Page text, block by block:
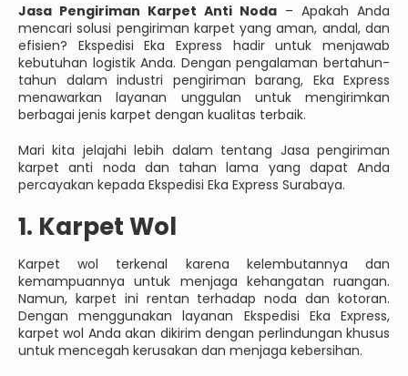
Jasa Pengiriman Karpet Anti Noda – Apakah Anda
mencari solusi pengiriman karpet yang aman, andal, dan
efisien? Ekspedisi Eka Express hadir untuk menjawab
kebutuhan logistik Anda. Dengan pengalaman bertahun-
tahun dalam industri pengiriman barang, Eka Express
menawarkan layanan unggulan untuk mengirimkan
berbagai jenis karpet dengan kualitas terbaik.
Mari kita jelajahi lebih dalam tentang Jasa pengiriman
karpet anti noda dan tahan lama yang dapat Anda
percayakan kepada Ekspedisi Eka Express Surabaya.
1. Karpet Wol
Karpet wol terkenal karena kelembutannya dan
kemampuannya untuk menjaga kehangatan ruangan.
Namun, karpet ini rentan terhadap noda dan kotoran.
Dengan menggunakan layanan Ekspedisi Eka Express,
karpet wol Anda akan dikirim dengan perlindungan khusus
untuk mencegah kerusakan dan menjaga kebersihan.